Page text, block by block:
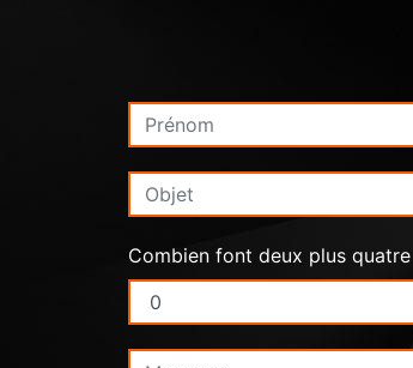
Combien font deux plus quatre